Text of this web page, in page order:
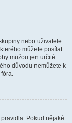
nebo uživatele.
můžete posílat
můžou jen určité
důvodu nemůžete k
Pokud nějaké